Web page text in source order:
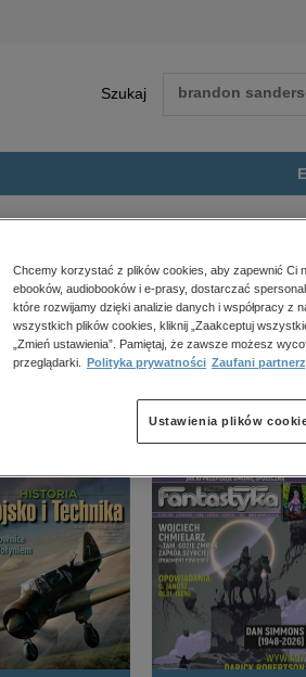
Szukaj
polityka, społeczno-
psychologiczne
inne
popularno-naukowe
historia
zdrowie
religie
i akademickie
matematyki i jej materialnych cieni” nie jest
Chcemy korzystać z plików cookies, aby zapewnić Ci
ebooków, audiobooków i e-prasy, dostarczać
które rozwijamy dzięki analizie danych i współpracy
wszystkich plików cookies, kliknij „Zaakceptuj
„Zmień ustawienia”. Pamiętaj, że zawsze możesz
przeglądarki.
Polityka prywatności Zaufani
Ustawienia plików